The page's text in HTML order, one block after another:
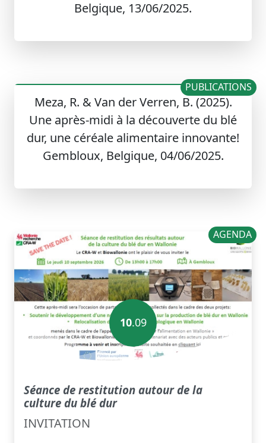
Belgique, 13/06/2025.
Meza, R. & Van der Verren, B. (2025).
Une après-midi à la découverte du blé
dur, une céréale alimentaire innovante!
Gembloux, Belgique, 04/06/2025.
PUBLICATIONS
AGENDA
10.09
Séance de restitution autour de la
culture du blé dur
INVITATION